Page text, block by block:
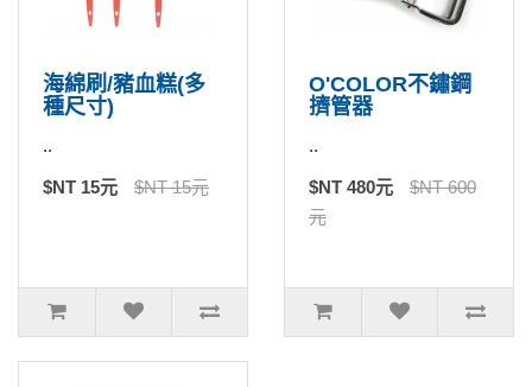
海綿刷/豬血糕(多
種尺寸)
..
$NT 15元 $NT 15元
O'COLOR不鏽鋼
擠管器
..
$NT 480元
$NT 600
元